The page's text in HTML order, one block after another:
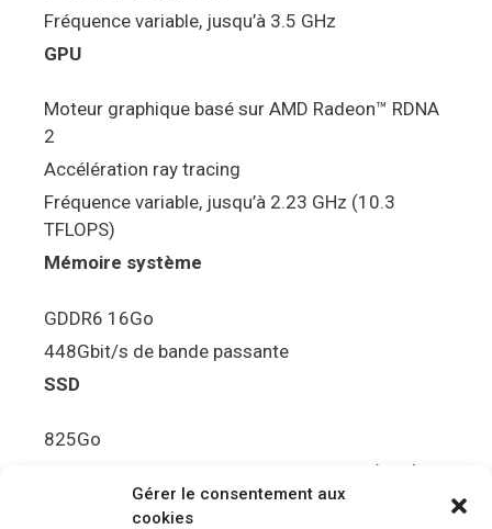
Gérer le consentement aux
cookies
Fréquence variable, jusqu’à 3.5 GHz
GPU
Moteur graphique basé sur AMD Radeon™ RDNA
2
Accélération ray tracing
Fréquence variable, jusqu’à 2.23 GHz (10.3
TFLOPS)
Mémoire système
GDDR6 16Go
448Gbit/s de bande passante
SSD
825Go
5.5Gbit/s de bande passante en lecture (Brut)
Disque de jeu PS5